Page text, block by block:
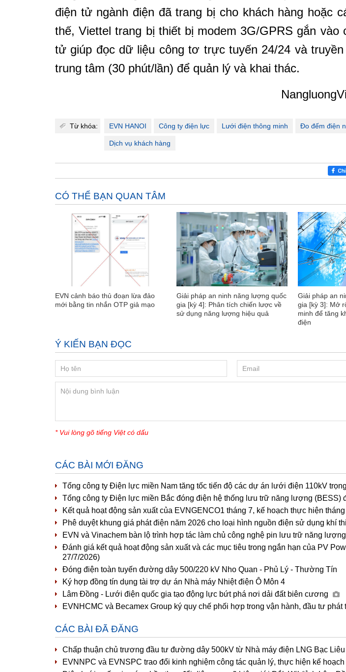
điện tử ngành điện đã trang bị cho khách hàng hoặc
thế, Viettel trang bị thiết bị modem 3G/GPRS gắn vào
tử giúp đọc dữ liệu công tơ trực tuyến 24/24 và
trung tâm (30 phút/lần) để quản lý và khai thác.
Từ khóa: EVN HANOI Công ty điện lực Lưới điện thông minh Đo đếm điện
Dịch vụ khách hàng
CÓ THỂ BẠN QUAN TÂM
EVN cảnh báo thủ đoạn lừa đảo
mới bằng tin nhắn OTP giả mạo
Giải pháp an ninh năng lượng quốc
gia [kỳ 4]: Phân tích chiến lược về
sử dụng năng lượng hiệu quả
Giải pháp an
gia [kỳ 3]: Mở
minh để tăng
điện
Ý KIẾN BẠN ĐỌC
* Vui lòng gõ tiếng Việt có dấu
CÁC BÀI MỚI ĐĂNG
Tổng công ty Điện lực miền Nam tăng tốc tiến độ các dự án lưới điện 110kV
Tổng công ty Điện lực miền Bắc đóng điện hệ thống lưu trữ năng lượng (BESS)
Kết quả hoạt động sản xuất của EVNGENCO1 tháng 7, kế hoạch thực hiện
Phê duyệt khung giá phát điện năm 2026 cho loại hình nguồn điện sử dụng khí
EVN và Vinachem bàn lộ trình hợp tác làm chủ công nghệ pin lưu trữ năng
Đánh giá kết quả hoạt động sản xuất và các mục tiêu trong ngắn hạn của PV
27/7/2026)
Đóng điện toàn tuyến đường dây 500/220 kV Nho Quan - Phủ Lý - Thường Tín
Ký hợp đồng tín dụng tài trợ dự án Nhà máy Nhiệt điện Ô Môn 4
Lâm Đồng - Lưới điện quốc gia tạo động lực bứt phá nơi dải đất biên cương
EVNHCMC và Becamex Group ký quy chế phối hợp trong vận hành, đầu tư
CÁC BÀI ĐÃ ĐĂNG
Chấp thuận chủ trương đầu tư đường dây 500kV từ Nhà máy điện LNG Bạc
EVNNPC và EVNSPC trao đổi kinh nghiệm công tác quản lý, thực hiện kế